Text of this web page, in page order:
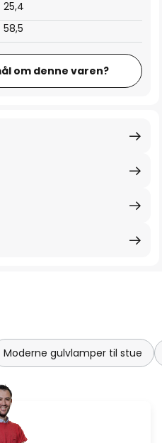
25,4
58,5
om denne varen?
Moderne gulvlamper til stue